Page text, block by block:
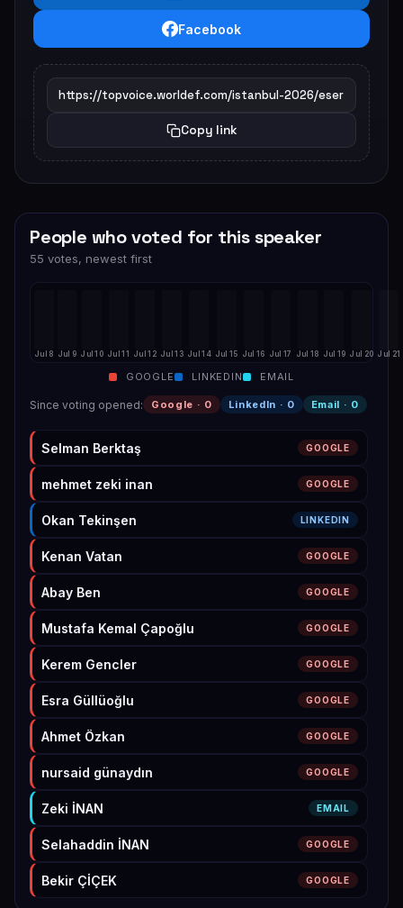
Facebook
Copy link
People who voted for this speaker
55 votes, newest first
Jul 8 Jul 9 Jul 10 Jul 11 Jul 12 Jul 13 Jul 14 Jul 15 Jul 16 Jul 17 Jul 18 Jul 19 Jul 20 Jul 21
GOOGLE LINKEDIN EMAIL
Since voting opened: Google · 0 LinkedIn · 0 Email · 0
Selman Berktaş GOOGLE
mehmet zeki inan GOOGLE
Okan Tekinşen LINKEDIN
Kenan Vatan GOOGLE
Abay Ben GOOGLE
Mustafa Kemal Çapoğlu GOOGLE
Kerem Gencler GOOGLE
Esra Güllüoğlu GOOGLE
Ahmet Özkan GOOGLE
nursaid günaydın GOOGLE
Zeki İNAN EMAIL
Selahaddin İNAN GOOGLE
Bekir ÇİÇEK GOOGLE